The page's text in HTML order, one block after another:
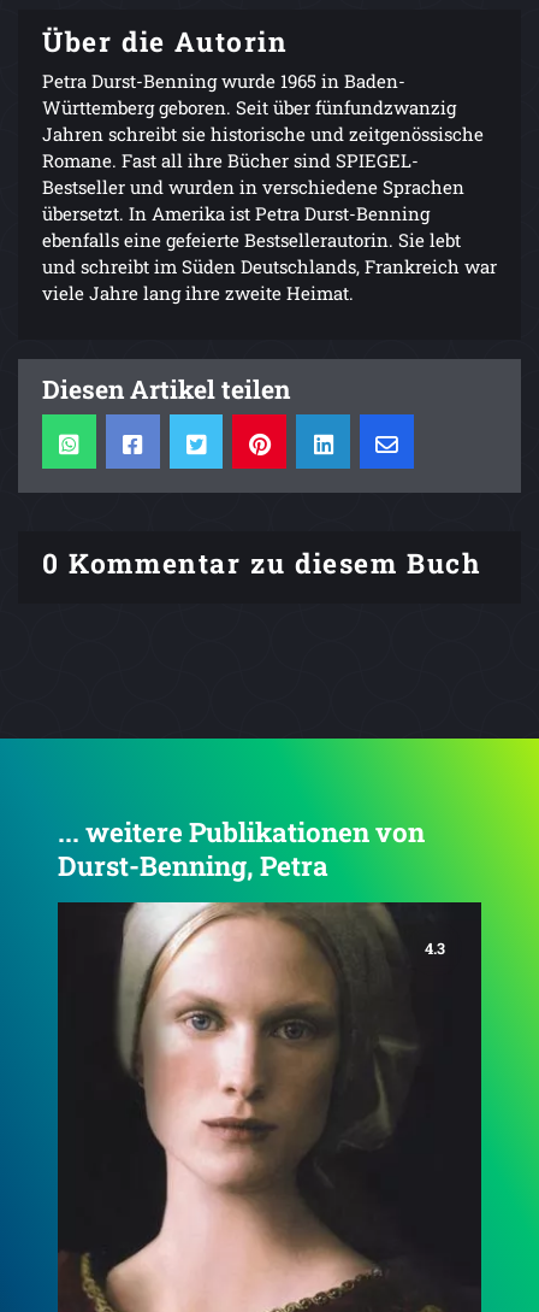
Über die Autorin
Petra Durst-Benning wurde 1965 in Baden-
Württemberg geboren. Seit über fünfundzwanzig
Jahren schreibt sie historische und zeitgenössische
Romane. Fast all ihre Bücher sind SPIEGEL-
Bestseller und wurden in verschiedene Sprachen
übersetzt. In Amerika ist Petra Durst-Benning
ebenfalls eine gefeierte Bestsellerautorin. Sie lebt
und schreibt im Süden Deutschlands, Frankreich war
viele Jahre lang ihre zweite Heimat.
Diesen Artikel teilen
0 Kommentar zu diesem Buch
... weitere Publikationen von
Durst-Benning, Petra
4.3